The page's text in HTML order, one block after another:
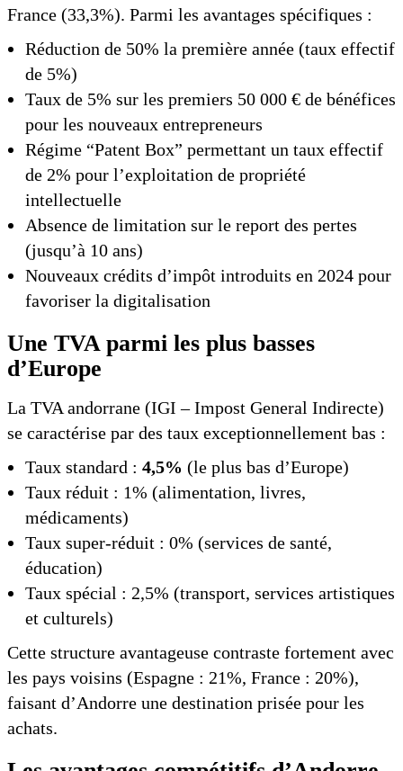
France (33,3%). Parmi les avantages spécifiques :
Réduction de 50% la première année (taux effectif
de 5%)
Taux de 5% sur les premiers 50 000 € de bénéfices
pour les nouveaux entrepreneurs
Régime “Patent Box” permettant un taux effectif
de 2% pour l’exploitation de propriété
intellectuelle
Absence de limitation sur le report des pertes
(jusqu’à 10 ans)
Nouveaux crédits d’impôt introduits en 2024 pour
favoriser la digitalisation
Une TVA parmi les plus basses
d’Europe
La TVA andorrane (IGI – Impost General Indirecte)
se caractérise par des taux exceptionnellement bas :
Taux standard : 4,5% (le plus bas d’Europe)
Taux réduit : 1% (alimentation, livres,
médicaments)
Taux super-réduit : 0% (services de santé,
éducation)
Taux spécial : 2,5% (transport, services artistiques
et culturels)
Cette structure avantageuse contraste fortement avec
les pays voisins (Espagne : 21%, France : 20%),
faisant d’Andorre une destination prisée pour les
achats.